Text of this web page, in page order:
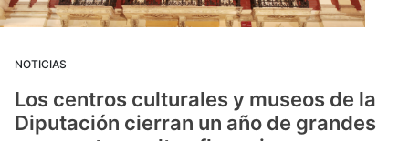
NOTICIAS
Los centros culturales y museos de la
Diputación cierran un año de grandes